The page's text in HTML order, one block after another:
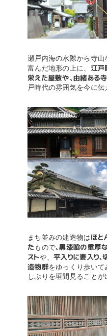
瀬戸内海の水際から寺
富んだ地形の上に、 江戸
栄えた屋敷や、由緒ある
戸時代の雰囲気を今に伝
まち並みの建造物はほと
たもので、黒漆喰の重厚
ストや、平入りに妻入り
造物群をゆっくり歩いて
しぶりを垣間見ることが